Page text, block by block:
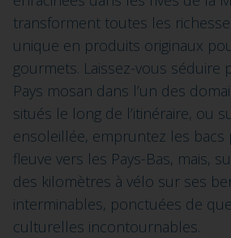
transforment toutes les
unique en produits originaux
gourmets. Laissez-vous séduire
Pays mosan dans l’un des
situés le long de l’itinéraire, ou
ensoleillée, empruntez les
fleuve vers les Pays-Bas, mais,
des kilomètres à vélo sur ses
interminables, ponctuées de
culturelles incontournables.